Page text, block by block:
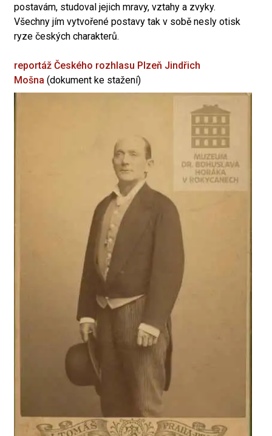
postavám, studoval jejich mravy, vztahy a zvyky.
Všechny jím vytvořené postavy tak v sobě nesly otisk
ryze českých charakterů.
reportáž Českého rozhlasu Plzeň Jindřich
Mošna (dokument ke stažení)